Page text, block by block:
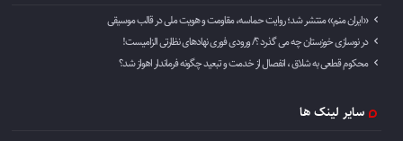
«ایران منم» منتشر شد؛ روایت حماسه، مقاومت و هویت ملی در قالب موسیقی
در نوسازی خوزستان چه می گذرد ؟/ ورودی فوری نهادهای نظارتی الزامیست!
محکوم قطعی به شلاق ، انفصال از خدمت و تبعید چگونه فرماندار اهواز شد؟
سایر لینک ها